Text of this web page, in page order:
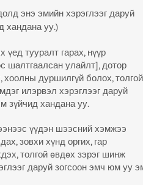
энэ эмийн хэрэглээг даруй
хандана уу.)
үед тууралт гарах, нүүр
шалтгаалсан улайлт], дотор
хоолны дуршилгүй болох, толгой
илэрвэл хэрэглээг даруй
зүйчид хандана уу.
үүдэн шээсний хэмжээ
зовхи хүнд оргих, гар
толгой өвдөх зэрэг шинж
даруй зогсоон эмч юм уу